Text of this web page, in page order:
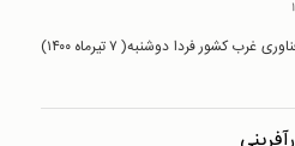
برج فناوری کرمانشاه به عنوان نماد فناوری غرب کشور فردا دوشنبه( ۷ تیرماه ۱۴۰۰)